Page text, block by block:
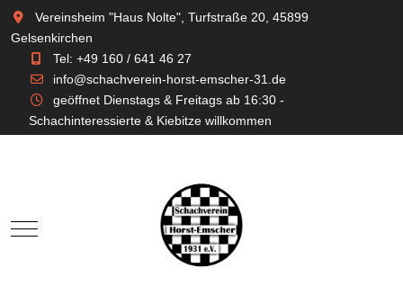
Vereinsheim "Haus Nolte", Turfstraße 20, 45899
Gelsenkirchen
Tel: +49 160 / 641 46 27
info@schachverein-horst-emscher-31.de
geöffnet Dienstags & Freitags ab 16:30 -
Schachinteressierte & Kiebitze willkommen
Mobile Menu Toggle